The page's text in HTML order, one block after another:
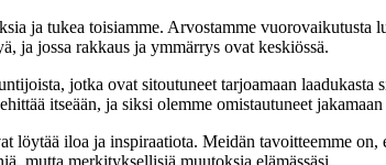
ja tukea toisiamme. Arvostamme vuorovaikutusta
ja jossa rakkaus ja ymmärrys ovat keskiössä.
jotka ovat sitoutuneet tarjoamaan
itseään, ja siksi olemme omistautuneet
löytää iloa ja inspiraatiota. Meidän tavoitteemme
mutta merkityksellisiä muutoksia elämässäsi.